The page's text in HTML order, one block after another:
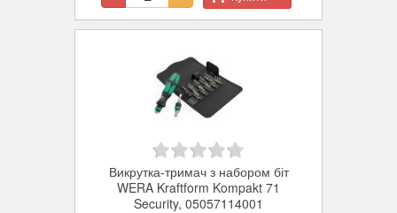
гільза зі спеціальної сталі, сильний
Викрутка-тримач з набором біт
WERA Kraftform Kompakt 71
Security, 05057114001